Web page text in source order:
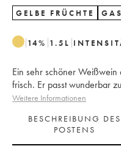
GELBE FRÜCHTE
14% 1.5 L
Ein sehr schöner Weißwein
frisch. Er passt wunderbar
Weitere Informationen
BESCHREIBUNG DES
POSTENS